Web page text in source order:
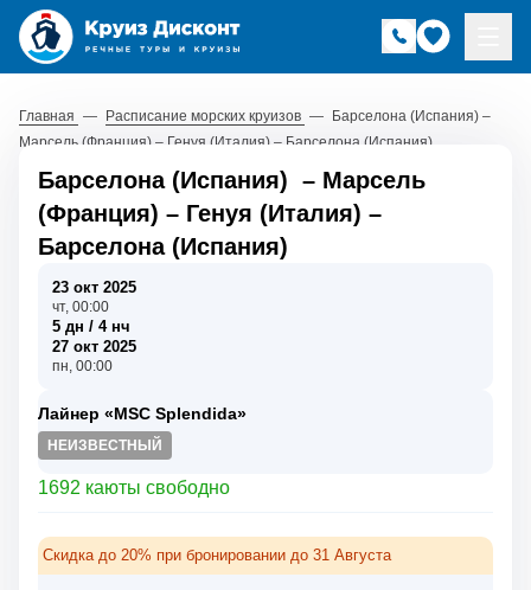
Главная — Расписание морских круизов — Барселона (Испания) –
Марсель (Франция) – Генуя (Италия) – Барселона (Испания)
Барселона (Испания) – Марсель
(Франция) – Генуя (Италия) –
Барселона (Испания)
23 окт 2025
чт, 00:00
5 дн / 4 нч
27 окт 2025
пн, 00:00
Лайнер «MSC Splendida»
НЕИЗВЕСТНЫЙ
1692 каюты свободно
Скидка до 20% при бронировании до 31 Августа